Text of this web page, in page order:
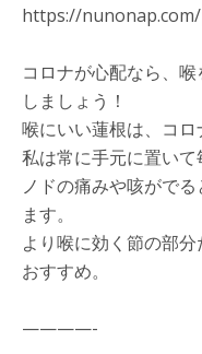
https://
コロナが心配なら、
しましょう！
喉にいい蓮根は、コロ
私は常に手元に置いて
ノドの痛みや咳がで
ます。
より喉に効く節の部
おすすめ。
————-